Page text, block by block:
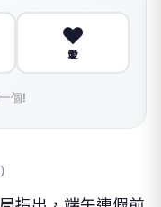
❤️
愛
個!